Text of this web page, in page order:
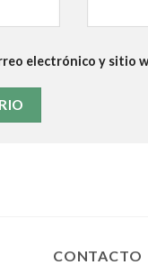
electrónico y sitio
CONTACTO